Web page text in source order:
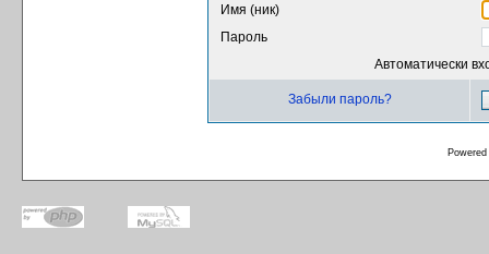
Имя (ник)
Пароль
Автоматически
Забыли пароль?